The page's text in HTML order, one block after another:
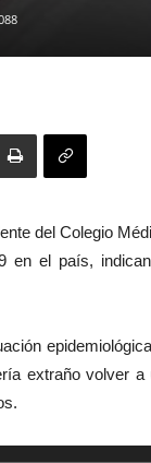
del Colegio
en el país,
extraño volver